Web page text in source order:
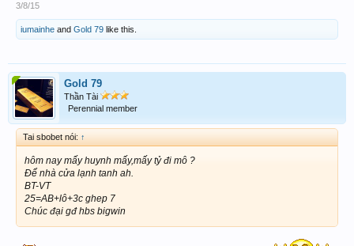
3/8/15
iumainhe and Gold 79 like this.
Gold 79
Thần Tài
Perennial member
Tai sbobet nói: ↑
hôm nay mấy huynh mấy,mấy tỷ đi mô ?
Để nhà cửa lạnh tanh ah.
BT-VT
25=AB+lô+3c ghep 7
Chúc đại gđ hbs bigwin